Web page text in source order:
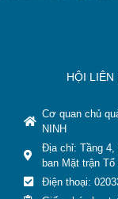
HỘI LIÊN
Cơ quan chủ
NINH
Địa chỉ: Tầng 4,
ban Mặt trận
Điện thoại: